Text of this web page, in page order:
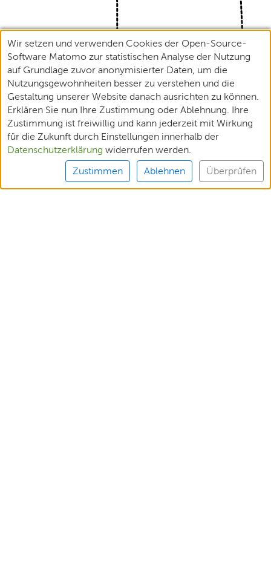
Wir setzen und verwenden Cookies der Open-Source-
Software Matomo zur statistischen Analyse der Nutzung
auf Grundlage zuvor anonymisierter Daten, um die
Nutzungsgewohnheiten besser zu verstehen und die
Gestaltung unserer Website danach ausrichten zu können.
Erklären Sie nun Ihre Zustimmung oder Ablehnung. Ihre
Zustimmung ist freiwillig und kann jederzeit mit Wirkung
für die Zukunft durch Einstellungen innerhalb der
Datenschutzerklärung widerrufen werden.
Zustimmen Ablehnen Überprüfen